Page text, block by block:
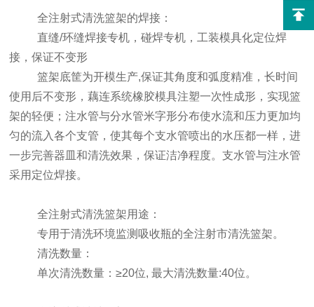
全注射式清洗篮架的焊接：
直缝/环缝焊接专机，碰焊专机，工装模具化定位焊
接，保证不变形
篮架底筐为开模生产,保证其角度和弧度精准，长时间
使用后不变形，藕连系统橡胶模具注塑一次性成形，实现篮
架的轻便；注水管与分水管米字形分布使水流和压力更加均
匀的流入各个支管，使其每个支水管喷出的水压都一样，进
一步完善器皿和清洗效果，保证洁净程度。支水管与注水管
采用定位焊接。
全注射式清洗篮架用途：
专用于清洗环境监测吸收瓶的全注射市清洗篮架。
清洗数量：
单次清洗数量：≥20位, 最大清洗数量:40位。